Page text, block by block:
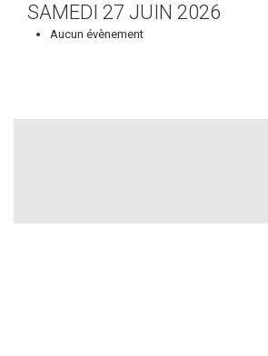
SAMEDI 27 JUIN 2026
Aucun évènement